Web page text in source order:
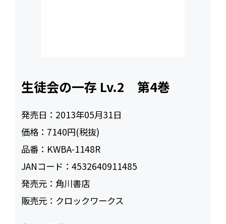
生徒会の一存 Lv.2 第4巻
発売日： 2013年05月31日
価格： 7140円(税抜)
品番： KWBA-1148R
JANコード：4532640911485
発売元： 角川書店
販売元： クロックワークス